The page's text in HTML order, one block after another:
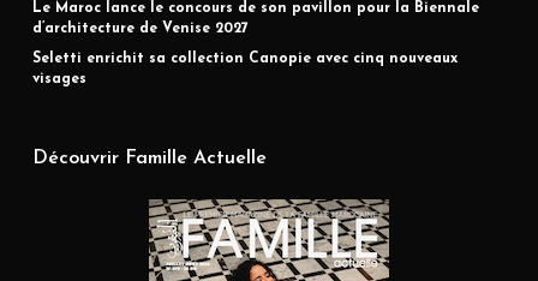
Le Maroc lance le concours de son pavillon pour la Biennale
d’architecture de Venise 2027
Seletti enrichit sa collection Canopie avec cinq nouveaux
visages
Découvrir Famille Actuelle